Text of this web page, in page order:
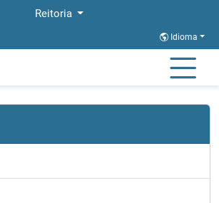
Reitoria
Idioma
Area de Concentracao